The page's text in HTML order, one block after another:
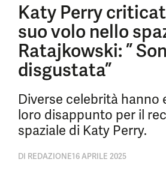
Katy Perry
suo volo nello
Ratajkowski: ”
disgustata”
Diverse celebrità hanno
loro disappunto per il
spaziale di Katy Perry.
DI REDAZIONE16 APRILE 2025